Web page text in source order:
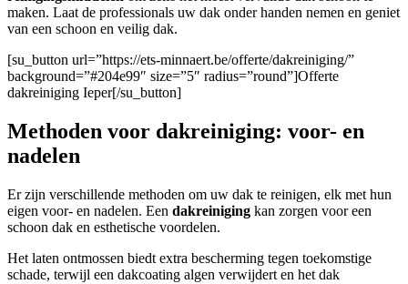
maken. Laat de professionals uw dak onder handen nemen en geniet
van een schoon en veilig dak.
[su_button url=”https://ets-minnaert.be/offerte/dakreiniging/”
background=”#204e99″ size=”5″ radius=”round”]Offerte
dakreiniging Ieper[/su_button]
Methoden voor dakreiniging: voor- en
nadelen
Er zijn verschillende methoden om uw dak te reinigen, elk met hun
eigen voor- en nadelen. Een dakreiniging kan zorgen voor een
schoon dak en esthetische voordelen.
Het laten ontmossen biedt extra bescherming tegen toekomstige
schade, terwijl een dakcoating algen verwijdert en het dak